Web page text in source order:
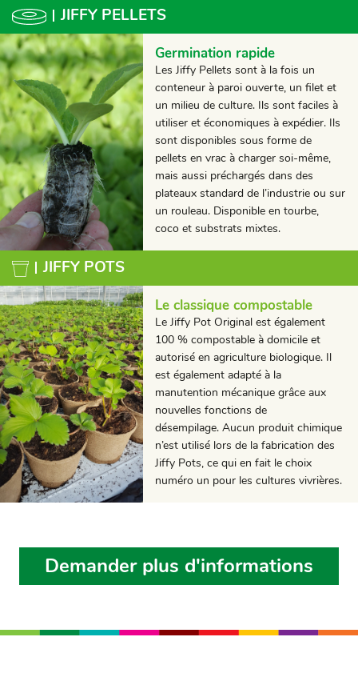
JIFFY PELLETS
Germination rapide
Les Jiffy Pellets sont à la fois un
conteneur à paroi ouverte, un filet et
un milieu de culture. Ils sont faciles à
utiliser et économiques à expédier. Ils
sont disponibles sous forme de
pellets en vrac à charger soi-même,
mais aussi préchargés dans des
plateaux standard de l’industrie ou sur
un rouleau. Disponible en tourbe,
coco et substrats mixtes.
JIFFY POTS
Le classique compostable
Le Jiffy Pot Original est également
100 % compostable à domicile et
autorisé en agriculture biologique. Il
est également adapté à la
manutention mécanique grâce aux
nouvelles fonctions de
désempilage. Aucun produit chimique
n’est utilisé lors de la fabrication des
Jiffy Pots, ce qui en fait le choix
numéro un pour les cultures vivrières.
Demander plus d'informations